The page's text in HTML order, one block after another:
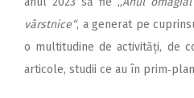
vârstnice“, a generat pe
o multitudine de activități, de
articole, studii ce au în